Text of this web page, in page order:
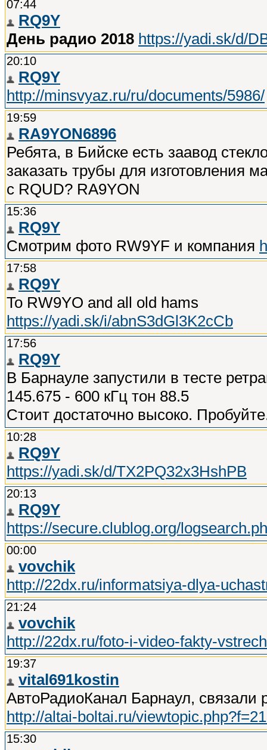
07:44
RQ9Y
День радио 2018 https://yadi.sk/d/
20:10
RQ9Y
http://minsvyaz.ru/ru/documents/5986/
19:59
RA9YON6896
Ребята, в Бийске есть заавод
заказать трубы для изготовления
с RQUD? RA9YON
15:36
RQ9Y
Смотрим фото RW9YF и компания
17:58
RQ9Y
To RW9YO and all old hams
https://yadi.sk/i/abnS3dGl3K2cCb
17:56
RQ9Y
В Барнауле запустили в тесте
145.675 - 600 кГц тон 88.5
Стоит достаточно высоко.
10:28
RQ9Y
https://yadi.sk/d/TX2PQ32x3HshPB
20:13
RQ9Y
https://secure.clublog.org/
00:00
vovchik
http://22dx.ru/informatsiya-dlya-
21:24
vovchik
http://22dx.ru/foto-i-video-fakty-
19:37
vital691kostin
АвтоРадиоКанал Барнаул, связали
http://altai-boltai.ru/
15:30